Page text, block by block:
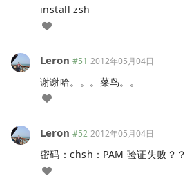
install zsh
Leron #51 2012年05月04日
谢谢哈。。。菜鸟。。
Leron #52 2012年05月04日
密码：chsh：PAM 验证失败？？